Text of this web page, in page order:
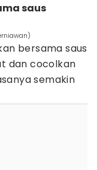
saus
bersama saus
dan cocolkan
semakin